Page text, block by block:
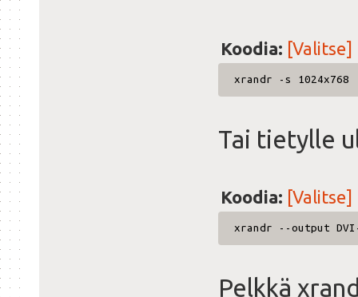
Koodia: [Valitse]
xrandr -s 1024x768
Tai tietylle
Koodia: [Valitse]
xrandr --output
Pelkkä